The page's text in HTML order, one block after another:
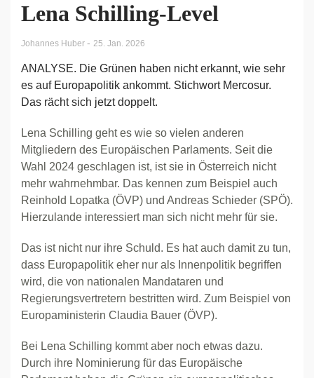
Lena Schilling-Level
Johannes Huber - 25. Jan. 2026
ANALYSE. Die Grünen haben nicht erkannt, wie sehr
es auf Europapolitik ankommt. Stichwort Mercosur.
Das rächt sich jetzt doppelt.
Lena Schilling geht es wie so vielen anderen
Mitgliedern des Europäischen Parlaments. Seit die
Wahl 2024 geschlagen ist, ist sie in Österreich nicht
mehr wahrnehmbar. Das kennen zum Beispiel auch
Reinhold Lopatka (ÖVP) und Andreas Schieder (SPÖ).
Hierzulande interessiert man sich nicht mehr für sie.
Das ist nicht nur ihre Schuld. Es hat auch damit zu tun,
dass Europapolitik eher nur als Innenpolitik begriffen
wird, die von nationalen Mandataren und
Regierungsvertretern bestritten wird. Zum Beispiel von
Europaministerin Claudia Bauer (ÖVP).
Bei Lena Schilling kommt aber noch etwas dazu.
Durch ihre Nominierung für das Europäische